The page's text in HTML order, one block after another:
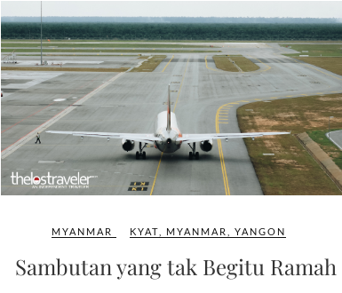
MYANMAR KYAT MYANMAR ,YANGON
Sambutan yang tak Begitu Ramah